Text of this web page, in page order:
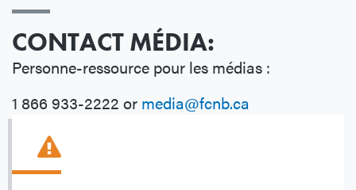
CONTACT MÉDIA:
Personne-ressource pour les médias :
1 866 933-2222 or media@fcnb.ca